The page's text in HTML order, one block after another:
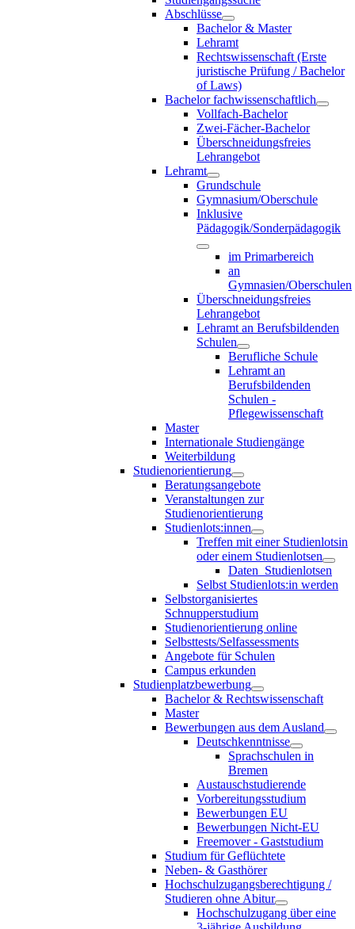
Abschlüsse
Bachelor & Master
Lehramt
Rechtswissenschaft (Erste
juristische Prüfung / Bachelor
of Laws)
Bachelor fachwissenschaftlich
Vollfach-Bachelor
Zwei-Fächer-Bachelor
Überschneidungsfreies
Lehrangebot
Lehramt
Grundschule
Gymnasium/Oberschule
Inklusive
Pädagogik/Sonderpädagogik
im Primarbereich
an
Gymnasien/Oberschulen
Überschneidungsfreies
Lehrangebot
Lehramt an Berufsbildenden
Schulen
Berufliche Schule
Lehramt an
Berufsbildenden
Schulen -
Pflegewissenschaft
Master
Internationale Studiengänge
Weiterbildung
Studienorientierung
Beratungsangebote
Veranstaltungen zur
Studienorientierung
Studienlots:innen
Treffen mit einer Studienlotsin
oder einem Studienlotsen
Daten_Studienlotsen
Selbst Studienlots:in werden
Selbstorganisiertes
Schnupperstudium
Studienorientierung online
Selbsttests/Selfassessments
Angebote für Schulen
Campus erkunden
Studienplatzbewerbung
Bachelor & Rechtswissenschaft
Master
Bewerbungen aus dem Ausland
Deutschkenntnisse
Sprachschulen in
Bremen
Austauschstudierende
Vorbereitungsstudium
Bewerbungen EU
Bewerbungen Nicht-EU
Freemover - Gaststudium
Studium für Geflüchtete
Neben- & Gasthörer
Hochschulzugangsberechtigung /
Studieren ohne Abitur
Hochschulzugang über eine